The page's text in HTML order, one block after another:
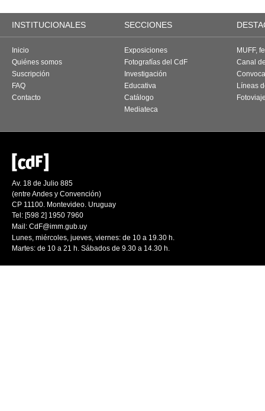
INSTITUCIONALES SECCIONES
Inicio
Quiénes somos
Suscripción
FAQ
Contacto
Exposiciones
Fotografías del CdF
Investigación
Educativa
Catálogo
Mediateca
MUFF,
Canal
Líneas
Av. 18 de Julio 885
(entre Andes y Convención)
CP 11100. Montevideo. Uruguay
Tel: [598 2] 1950 7960
Mail: CdF@imm.gub.uy
Lunes, miércoles, jueves, viernes: de 10 a 19.30 h.
Martes: de 10 a 21 h. Sábados de 9.30 a 14.30 h.